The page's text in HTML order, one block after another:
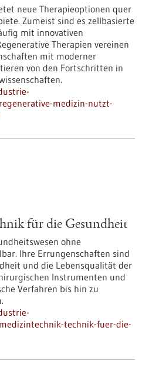
neue Therapieoptionen quer
Zumeist sind es zellbasierte
mit innovativen
Therapien vereinen
mit moderner
von den Fortschritten in
medizin-nutzt-
für die Gesundheit
ohne
Ihre Errungenschaften sind
und die Lebensqualität der
Instrumenten und
Verfahren bis hin zu
technik-fuer-die-